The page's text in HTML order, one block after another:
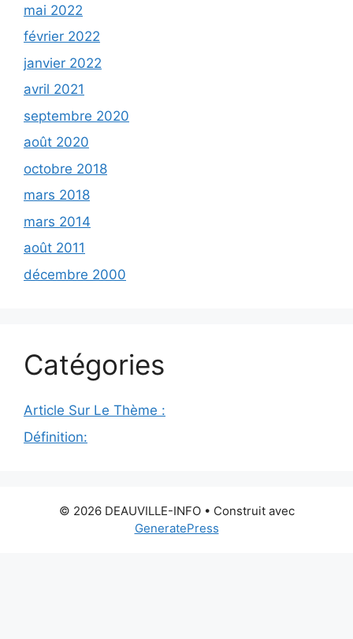
mai 2022
février 2022
janvier 2022
avril 2021
septembre 2020
août 2020
octobre 2018
mars 2018
mars 2014
août 2011
décembre 2000
Catégories
Article Sur Le Thème :
Définition:
© 2026 DEAUVILLE-INFO• Construit avec
GeneratePress